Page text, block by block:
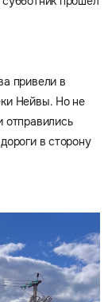
привели в
Нейвы. Но не
отправились
в сторону